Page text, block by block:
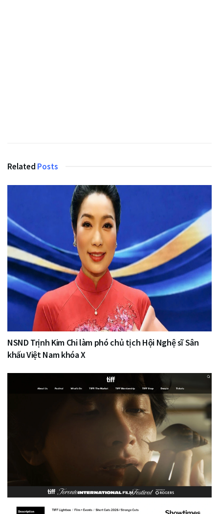
Related Posts
NSND Trịnh Kim Chi làm phó chủ tịch Hội Nghệ sĩ Sân
khấu Việt Nam khóa X